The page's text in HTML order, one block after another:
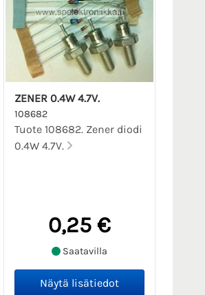
ZENER 0.4W 4.7V.
108682
Tuote 108682. Zener diodi
0.4W 4.7V.
0,25 €
Saatavilla